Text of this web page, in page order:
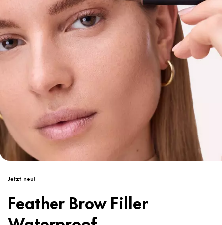
Jetzt neu!
Feather Brow Filler